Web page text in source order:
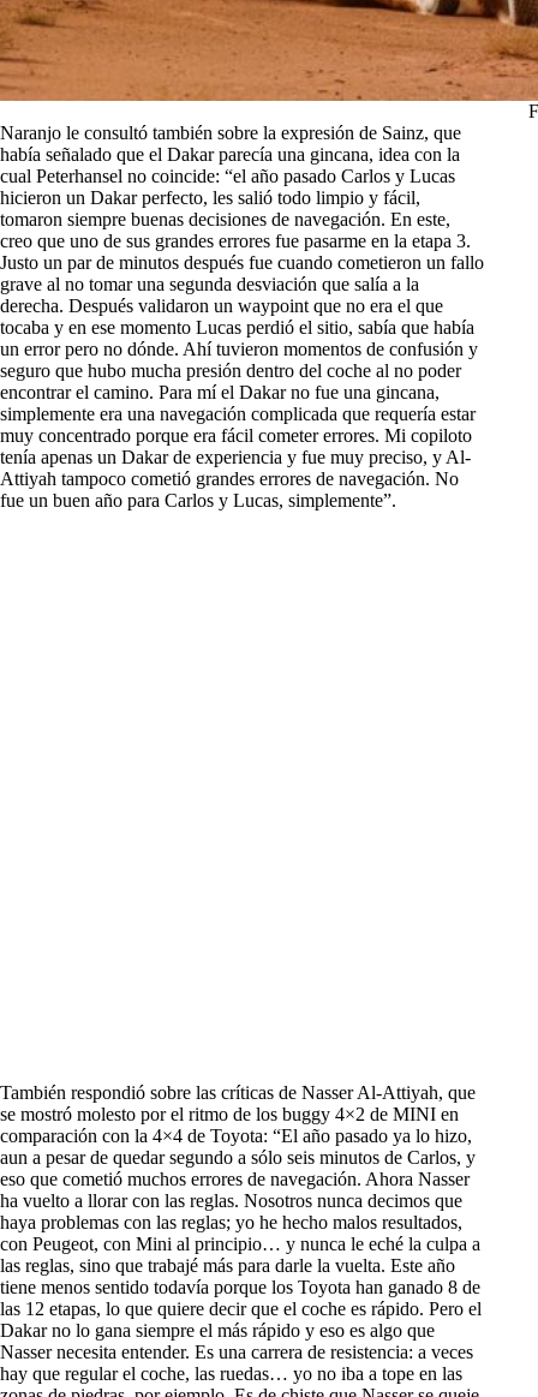
Naranjo le consultó también sobre la expresión de Sainz, que
había señalado que el Dakar parecía una gincana, idea con la
cual Peterhansel no coincide: “el año pasado Carlos y Lucas
hicieron un Dakar perfecto, les salió todo limpio y fácil,
tomaron siempre buenas decisiones de navegación. En este,
creo que uno de sus grandes errores fue pasarme en la etapa 3.
Justo un par de minutos después fue cuando cometieron un fallo
grave al no tomar una segunda desviación que salía a la
derecha. Después validaron un waypoint que no era el que
tocaba y en ese momento Lucas perdió el sitio, sabía que había
un error pero no dónde. Ahí tuvieron momentos de confusión y
seguro que hubo mucha presión dentro del coche al no poder
encontrar el camino. Para mí el Dakar no fue una gincana,
simplemente era una navegación complicada que requería estar
muy concentrado porque era fácil cometer errores. Mi copiloto
tenía apenas un Dakar de experiencia y fue muy preciso, y Al-
Attiyah tampoco cometió grandes errores de navegación. No
fue un buen año para Carlos y Lucas, simplemente”.
También respondió sobre las críticas de Nasser Al-Attiyah, que
se mostró molesto por el ritmo de los buggy 4×2 de MINI en
comparación con la 4×4 de Toyota: “El año pasado ya lo hizo,
aun a pesar de quedar segundo a sólo seis minutos de Carlos, y
eso que cometió muchos errores de navegación. Ahora Nasser
ha vuelto a llorar con las reglas. Nosotros nunca decimos que
haya problemas con las reglas; yo he hecho malos resultados,
con Peugeot, con Mini al principio… y nunca le eché la culpa a
las reglas, sino que trabajé más para darle la vuelta. Este año
tiene menos sentido todavía porque los Toyota han ganado 8 de
las 12 etapas, lo que quiere decir que el coche es rápido. Pero el
Dakar no lo gana siempre el más rápido y eso es algo que
Nasser necesita entender. Es una carrera de resistencia: a veces
hay que regular el coche, las ruedas… yo no iba a tope en las